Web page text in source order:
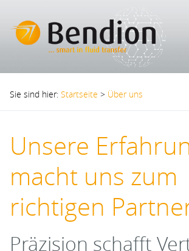
Sie sind hier: Startseite > Über uns
Unsere
macht uns zum
richtigen
Präzision schafft